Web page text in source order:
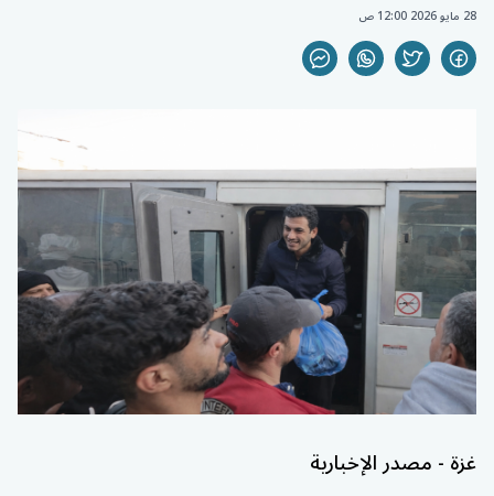
28 مايو 2026 12:00 ص
غزة - مصدر الإخبارية